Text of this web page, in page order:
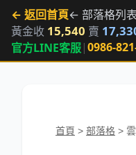
← 返回首頁← 部落格列表
黃金收 15,540 賣
官方LINE客服|0986-
首頁 > 部落格 >